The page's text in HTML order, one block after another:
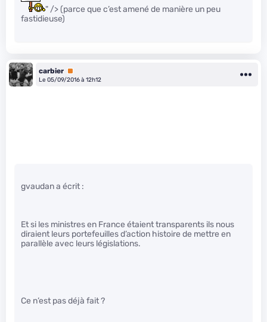
" /> (parce que c’est amené de manière un peu
fastidieuse)
carbier Premium
Le 05/09/2016 à 12h12
gvaudan a écrit :
Et si les ministres en France étaient transparents ils nous
diraient leurs portefeuilles d’action histoire de mettre en
parallèle avec leurs législations.
Ce n’est pas déjà fait ?